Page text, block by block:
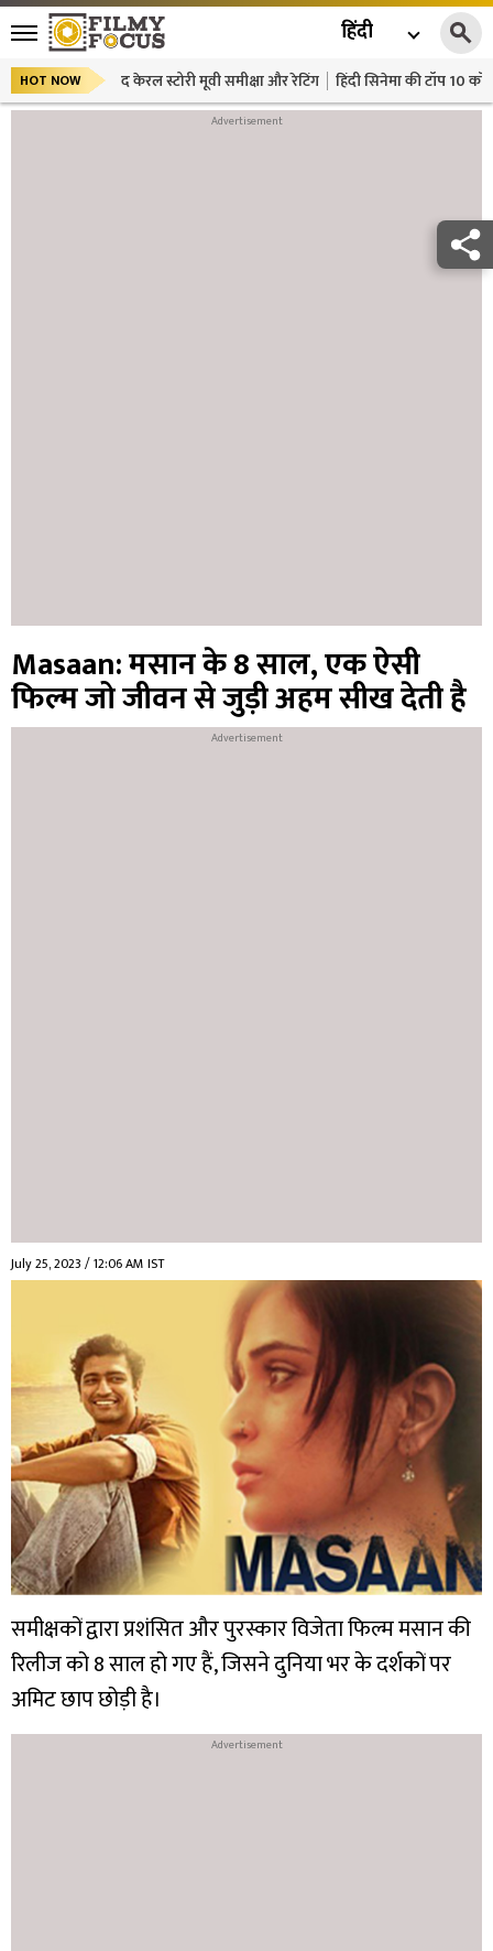
हिंदी
HOT NOW द केरल स्टोरी मूवी समीक्षा और रेटिंग हिंदी सिनेमा की टॉप 10
Masaan: मसान के 8 साल, एक ऐसी
फिल्म जो जीवन से जुड़ी अहम सीख देती है
July 25, 2023 / 12:06 AM IST
समीक्षकों द्वारा प्रशंसित और पुरस्कार विजेता फिल्म मसान की
रिलीज को 8 साल हो गए हैं, जिसने दुनिया भर के दर्शकों पर
अमिट छाप छोड़ी है।